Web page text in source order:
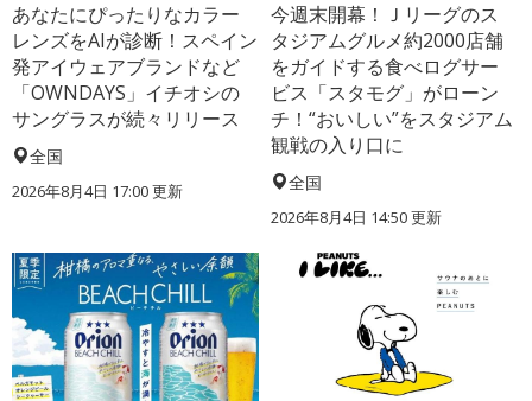
あなたにぴったりなカラー
レンズをAIが診断！スペイン
発アイウェアブランドなど
「OWNDAYS」イチオシの
サングラスが続々リリース
全国
2026年8月4日 17:00更新
今週末開幕！Ｊリーグのス
タジアムグルメ約2000店舗
をガイドする食べログサー
ビス「スタモグ」がローン
チ！“おいしい”をスタジアム
観戦の入り口に
全国
2026年8月4日 14:50更新